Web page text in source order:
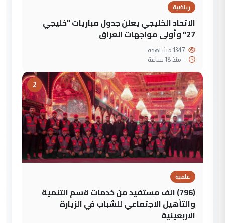
رياضية
الاتحاد الخليجي يعلن جدول مباريات "خليجي
27" وأولى مواجهات العراق
--منذ 18 ساعة
2
علمية
(796) الف مستفيد من خدمات قسم التنمية
والتأهيل الاجتماعي للشباب في الزيارة
الاربعينية